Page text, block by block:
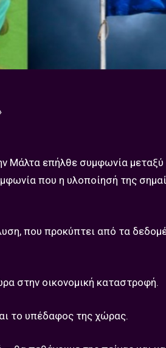
Μάλτα επήλθε συμφωνία
που η υλοποίησή της
που προκύπτει από τα
στην οικονομική καταστροφή.
το υπέδαφος της χώρας.